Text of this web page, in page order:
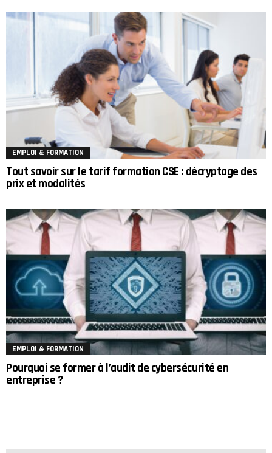
EMPLOI & FORMATION
Tout savoir sur le tarif formation CSE : décryptage des
prix et modalités
EMPLOI & FORMATION
Pourquoi se former à l’audit de cybersécurité en
entreprise ?